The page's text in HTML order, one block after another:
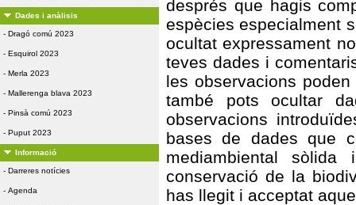
Dades i anàlisis
- Dragó comú 2023
- Esquirol 2023
- Merla 2023
- Mallerenga blava 2023
- Pinsà comú 2023
- Puput 2023
Informació
- Darreres notícies
- Agenda
després que hagis
espècies especialment
ocultat expressament
teves dades i
les observacions
també pots ocultar
observacions
bases de dades que
mediambiental
conservació de la
has llegit i acceptat